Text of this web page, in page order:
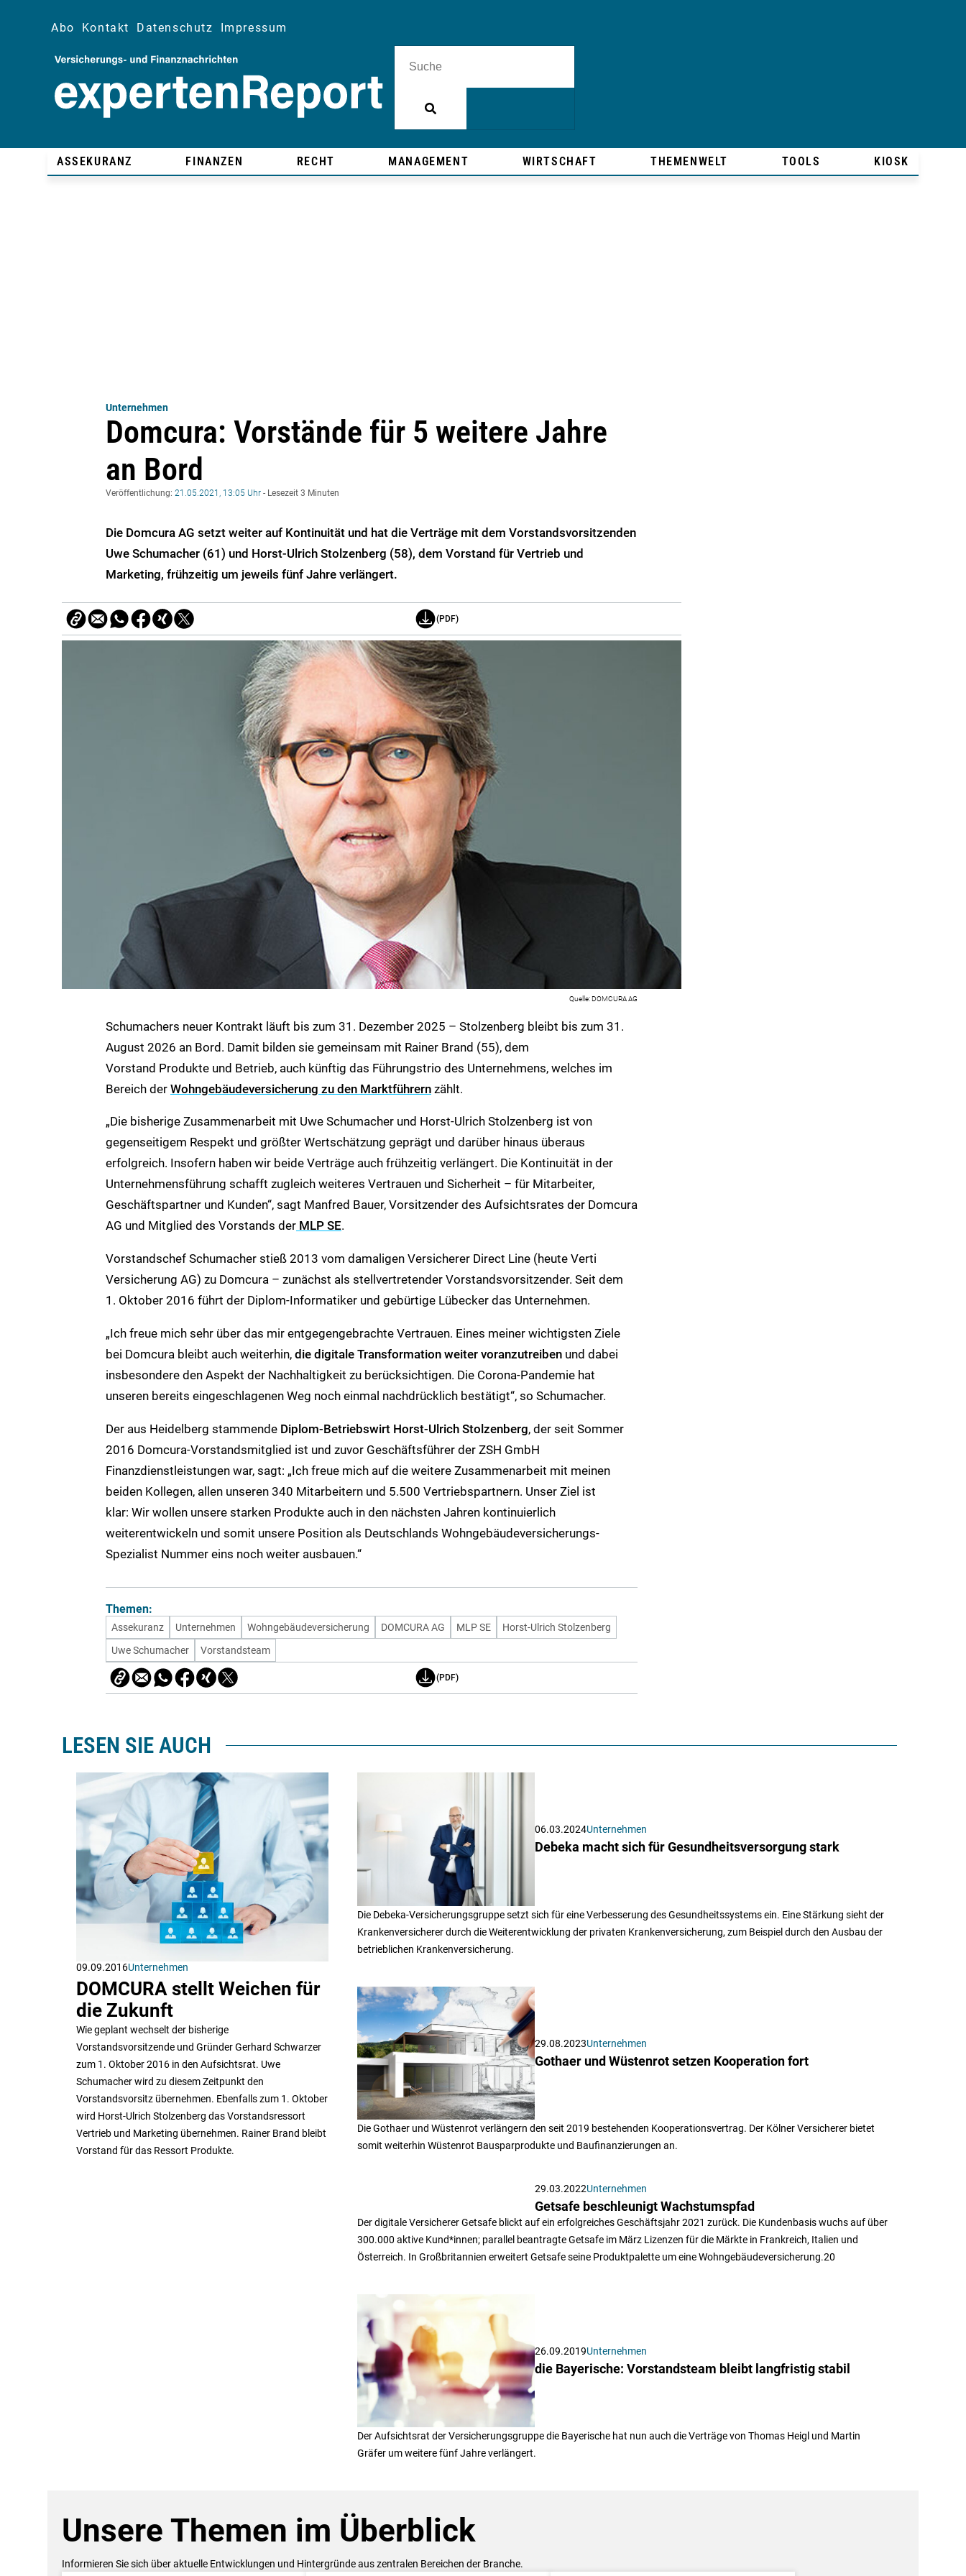
Abo Kontakt Datenschutz Impressum
ASSEKURANZ FINANZEN RECHT MANAGEMENT WIRTSCHAFT THEMENWELT TOOLS KIOSK
Unternehmen
Domcura: Vorstände für 5 weitere Jahre
an Bord
Veröffentlichung: 21.05.2021, 13:05 Uhr - Lesezeit 3 Minuten
Die Domcura AG setzt weiter auf Kontinuität und hat die Verträge mit dem Vorstandsvorsitzenden
Uwe Schumacher (61) und Horst-Ulrich Stolzenberg (58), dem Vorstand für Vertrieb und
Marketing, frühzeitig um jeweils fünf Jahre verlängert.
(PDF)
DOMCURA AG
Schumachers neuer Kontrakt läuft bis zum 31. Dezember 2025 – Stolzenberg bleibt bis zum 31.
August 2026 an Bord. Damit bilden sie gemeinsam mit Rainer Brand (55), dem
Vorstand Produkte und Betrieb, auch künftig das Führungstrio des Unternehmens, welches im
Bereich der Wohngebäudeversicherung zu den Marktführern zählt.
„Die bisherige Zusammenarbeit mit Uwe Schumacher und Horst-Ulrich Stolzenberg ist von
gegenseitigem Respekt und größter Wertschätzung geprägt und darüber hinaus überaus
erfolgreich. Insofern haben wir beide Verträge auch frühzeitig verlängert. Die Kontinuität in der
Unternehmensführung schafft zugleich weiteres Vertrauen und Sicherheit – für Mitarbeiter,
Geschäftspartner und Kunden“, sagt Manfred Bauer, Vorsitzender des Aufsichtsrates der Domcura
AG und Mitglied des Vorstands der MLP SE.
Vorstandschef Schumacher stieß 2013 vom damaligen Versicherer Direct Line (heute Verti
Versicherung AG) zu Domcura – zunächst als stellvertretender Vorstandsvorsitzender. Seit dem
1. Oktober 2016 führt der Diplom-Informatiker und gebürtige Lübecker das Unternehmen.
„Ich freue mich sehr über das mir entgegengebrachte Vertrauen. Eines meiner wichtigsten Ziele
bei Domcura bleibt auch weiterhin, die digitale Transformation weiter voranzutreiben und dabei
insbesondere den Aspekt der Nachhaltigkeit zu berücksichtigen. Die Corona-Pandemie hat
unseren bereits eingeschlagenen Weg noch einmal nachdrücklich bestätigt“, so Schumacher.
Der aus Heidelberg stammende Diplom-Betriebswirt Horst-Ulrich Stolzenberg, der seit Sommer
2016 Domcura-Vorstandsmitglied ist und zuvor Geschäftsführer der ZSH GmbH
Finanzdienstleistungen war, sagt: „Ich freue mich auf die weitere Zusammenarbeit mit meinen
beiden Kollegen, allen unseren 340 Mitarbeitern und 5.500 Vertriebspartnern. Unser Ziel ist
klar: Wir wollen unsere starken Produkte auch in den nächsten Jahren kontinuierlich
weiterentwickeln und somit unsere Position als Deutschlands Wohngebäudeversicherungs-
Spezialist Nummer eins noch weiter ausbauen.“
Themen:
Assekuranz Unternehmen Wohngebäudeversicherung DOMCURA AG MLP SE
Horst-Ulrich Stolzenberg
Uwe Schumacher
Vorstandsteam
(PDF)
LESEN SIE AUCH
09.09.2016Unternehmen
DOMCURA stellt Weichen für
die Zukunft
Wie geplant wechselt der bisherige
Vorstandsvorsitzende und Gründer Gerhard Schwarzer
zum 1. Oktober 2016 in den Aufsichtsrat. Uwe
Schumacher wird zu diesem Zeitpunkt den
Vorstandsvorsitz übernehmen. Ebenfalls zum 1. Oktober
wird Horst-Ulrich Stolzenberg das Vorstandsressort
Vertrieb und Marketing übernehmen. Rainer Brand bleibt
Vorstand für das Ressort Produkte.
06.03.2024Unternehmen
Debeka macht sich für Gesundheitsversorgung stark
Die Debeka-Versicherungsgruppe setzt sich für eine Verbesserung des Gesundheitssystems ein. Eine Stärkung sieht der
Krankenversicherer durch die Weiterentwicklung der privaten Krankenversicherung, zum Beispiel durch den Ausbau der
betrieblichen Krankenversicherung.
29.08.2023Unternehmen
Gothaer und Wüstenrot setzen Kooperation fort
Die Gothaer und Wüstenrot verlängern den seit 2019 bestehenden Kooperationsvertrag. Der Kölner Versicherer bietet
somit weiterhin Wüstenrot Bausparprodukte und Baufinanzierungen an.
29.03.2022Unternehmen
Getsafe beschleunigt Wachstumspfad
Der digitale Versicherer Getsafe blickt auf ein erfolgreiches Geschäftsjahr 2021 zurück. Die Kundenbasis wuchs auf über
300.000 aktive Kund*innen; parallel beantragte Getsafe im März Lizenzen für die Märkte in Frankreich, Italien und
Österreich. In Großbritannien erweitert Getsafe seine Produktpalette um eine Wohngebäudeversicherung.20
26.09.2019Unternehmen
die Bayerische: Vorstandsteam bleibt langfristig stabil
Der Aufsichtsrat der Versicherungsgruppe die Bayerische hat nun auch die Verträge von Thomas Heigl und Martin
Gräfer um weitere fünf Jahre verlängert.
Unsere Themen im Überblick
Informieren Sie sich über aktuelle Entwicklungen und Hintergründe aus zentralen Bereichen der Branche.